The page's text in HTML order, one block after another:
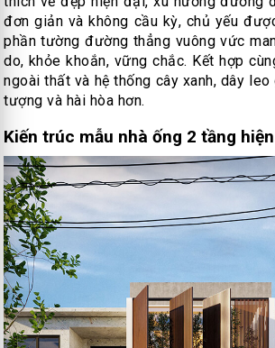
đơn giản và không cầu kỳ, chủ yếu
phần tường đường thẳng vuông vức
do, khỏe khoắn, vững chắc. Kết hợp
ngoài thất và hệ thống cây xanh, dây
tượng và hài hòa hơn.
Kiến trúc mẫu nhà ống 2 tầng